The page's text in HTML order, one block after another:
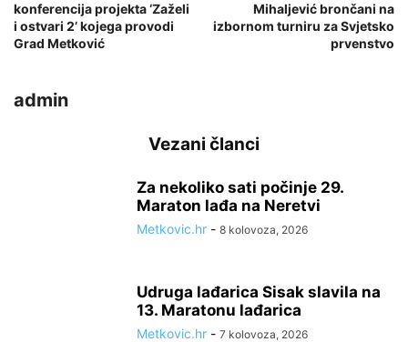
konferencija projekta ‘Zaželi
i ostvari 2’ kojega provodi
Grad Metković
Mihaljević brončani na
izbornom turniru za Svjetsko
prvenstvo
admin
Vezani članci
Za nekoliko sati počinje 29.
Maraton lađa na Neretvi
Metkovic.hr - 8 kolovoza, 2026
Udruga lađarica Sisak slavila na
13. Maratonu lađarica
Metkovic.hr - 7 kolovoza, 2026